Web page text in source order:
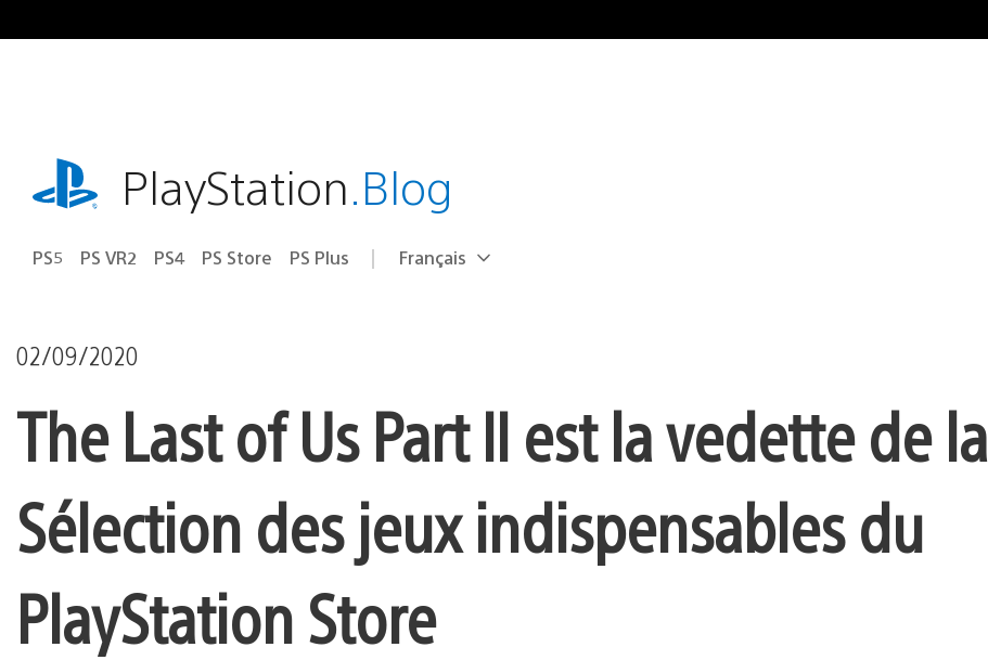
au
playstation.comPlayStation.Blog
PS5 PS VR2 PS4 PS Store PS Plus Choisir
Région
Français
02/09/2020
The Last of Us Part II est la vedette de la
Sélection des jeux indispensables du
PlayStation Store